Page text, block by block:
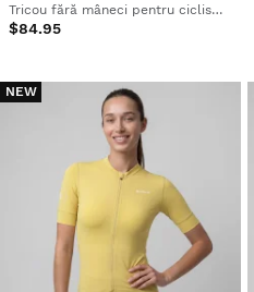
Tricou fără mâneci pentru ciclism pe pietriș pentru femei
$84.95
NEW